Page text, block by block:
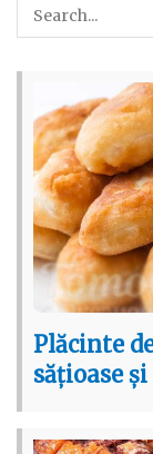
Plăcinte
sățioase